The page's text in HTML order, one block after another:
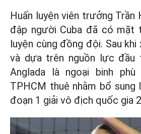
Huấn luyện viên trưởng Trần
đập người Cuba đã có mặt
luyện cùng đồng đội. Sau
và dựa trên nguồn lực đầu
Anglada là ngoại binh
TPHCM thuê nhằm bổ
đoạn 1 giải vô địch quốc gia